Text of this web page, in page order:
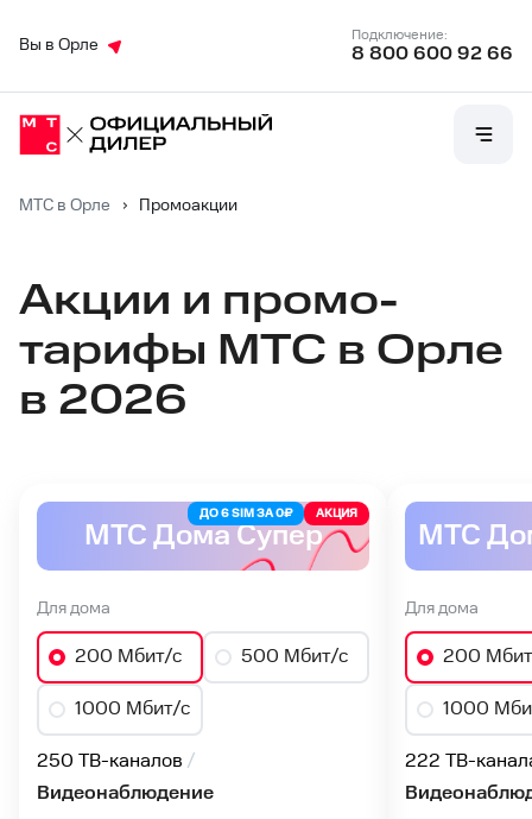
Вы в Орле
Подключение:
8 800 600 92 66
МТС в Орле › Промоакции
Акции и промо-
тарифы МТС в Орле
в 2026
МТС Дома Супер
ДО 6 SIM ЗА 0₽ АКЦИЯ
Для дома
200 Мбит/с 500 Мбит/с
1000 Мбит/с
250 ТВ-каналов
Видеонаблюдение
Для дома
200
1000
222 ТВ-